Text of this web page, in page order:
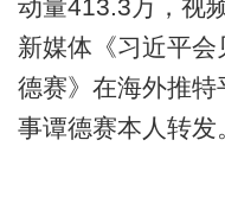
动量413.3万，视
新媒体《习近平
德赛》在海外推
事谭德赛本人转发